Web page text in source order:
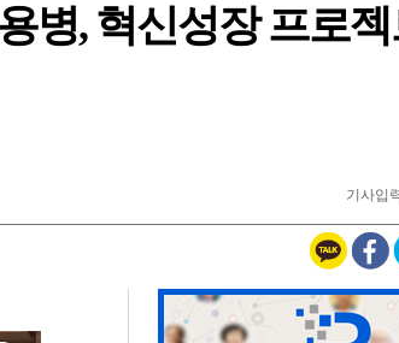
병, 혁신성장 프로젝
기사입